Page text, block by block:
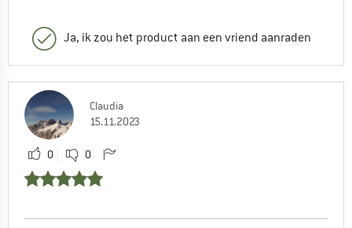
Ja, ik zou het product aan een vriend aanraden
Claudia
15.11.2023
0 0